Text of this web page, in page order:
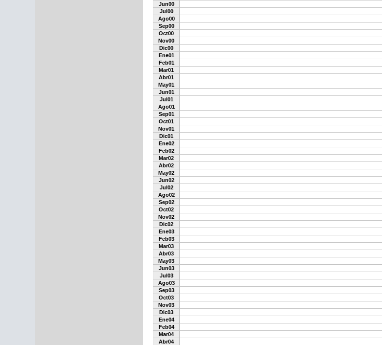
Jun00
Jul00
Ago00
Sep00
Oct00
Nov00
Dic00
Ene01
Feb01
Mar01
Abr01
May01
Jun01
Jul01
Ago01
Sep01
Oct01
Nov01
Dic01
Ene02
Feb02
Mar02
Abr02
May02
Jun02
Jul02
Ago02
Sep02
Oct02
Nov02
Dic02
Ene03
Feb03
Mar03
Abr03
May03
Jun03
Jul03
Ago03
Sep03
Oct03
Nov03
Dic03
Ene04
Feb04
Mar04
Abr04